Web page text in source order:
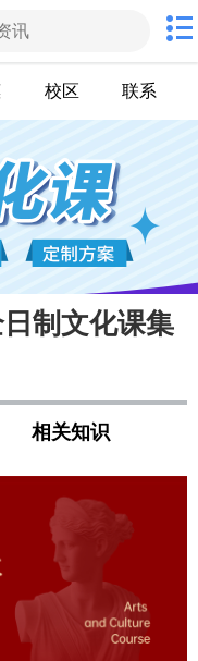
校区 联系
制文化课集
相关知识